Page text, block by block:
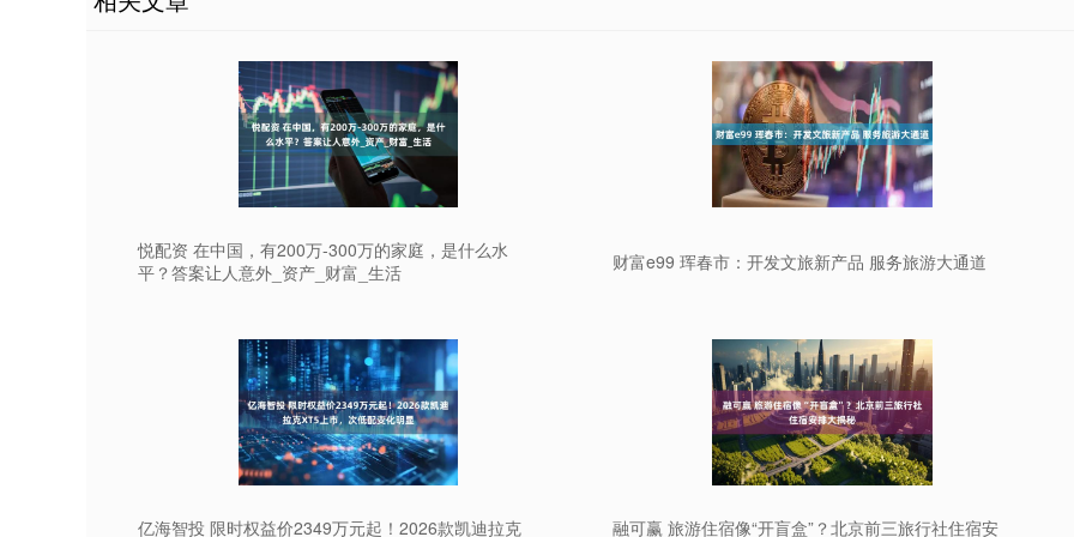
悦配资 在中国，有200万-300万的家庭，是什么水
平？答案让人意外_资产_财富_生活
财富e99 珲春市：开发文旅新产品 服务旅游大通道
亿海智投 限时权益价2349万元起！2026款凯迪拉克 融可赢 旅游住宿像“开盲盒”？北京前三旅行社住宿安